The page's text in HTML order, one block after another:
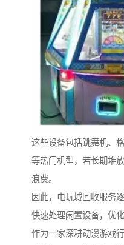
这些设备包括跳舞机、
等热门机型，若长期堆
浪费。
因此，电玩城回收服务
快速处理闲置设备，优化
作为一家深耕动漫游戏